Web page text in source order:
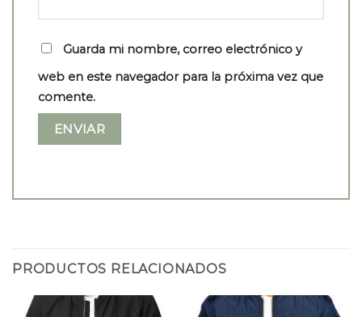
Guarda mi nombre, correo electrónico y
web en este navegador para la próxima vez que
comente.
PRODUCTOS RELACIONADOS